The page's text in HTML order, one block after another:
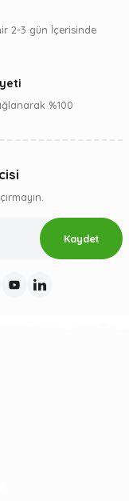
2-3 gün İçerisinde
%100
Kaydet